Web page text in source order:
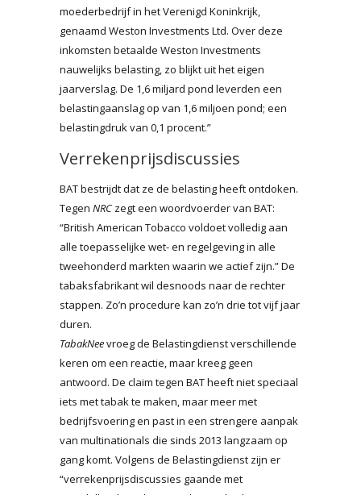
moederbedrijf in het Verenigd Koninkrijk,
genaamd Weston Investments Ltd. Over deze
inkomsten betaalde Weston Investments
nauwelijks belasting, zo blijkt uit het eigen
jaarverslag. De 1,6 miljard pond leverden een
belastingaanslag op van 1,6 miljoen pond; een
belastingdruk van 0,1 procent.”
Verrekenprijsdiscussies
BAT bestrijdt dat ze de belasting heeft ontdoken.
Tegen NRC zegt een woordvoerder van BAT:
“British American Tobacco voldoet volledig aan
alle toepasselijke wet- en regelgeving in alle
tweehonderd markten waarin we actief zijn.” De
tabaksfabrikant wil desnoods naar de rechter
stappen. Zo’n procedure kan zo’n drie tot vijf jaar
duren.
TabakNeevroeg de Belastingdienst verschillende
keren om een reactie, maar kreeg geen
antwoord. De claim tegen BAT heeft niet speciaal
iets met tabak te maken, maar meer met
bedrijfsvoering en past in een strengere aanpak
van multinationals die sinds 2013 langzaam op
gang komt. Volgens de Belastingdienst zijn er
“verrekenprijsdiscussies gaande met